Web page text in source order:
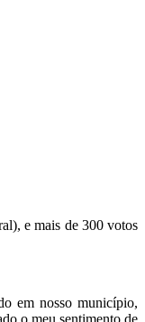
e mais de 300 votos
em nosso município,
o meu sentimento de